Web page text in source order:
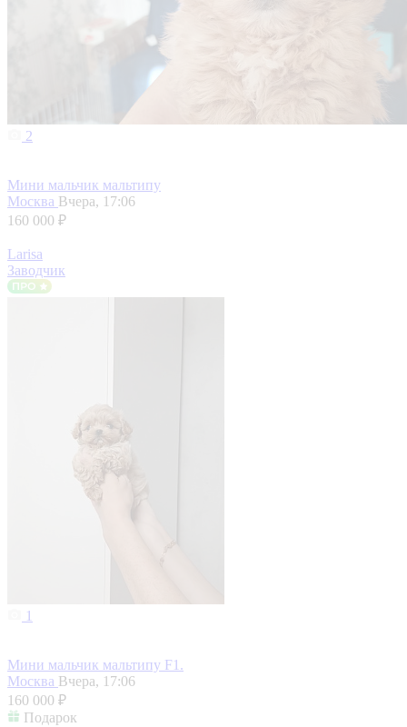
2
Мини мальчик мальтипу
Москва Вчера, 17:06
160 000 ₽
Larisa
Заводчик
1
Мини мальчик мальтипу F1.
Москва Вчера, 17:06
160 000 ₽
Подарок